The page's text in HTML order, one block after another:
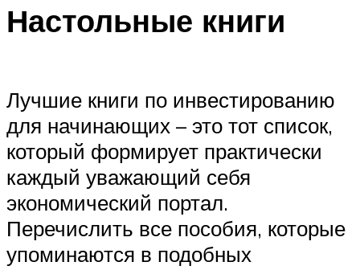
Настольные книги
Лучшие книги по инвестированию
для начинающих – это тот список,
который формирует практически
каждый уважающий себя
экономический портал.
Перечислить все пособия, которые
упоминаются в подобных